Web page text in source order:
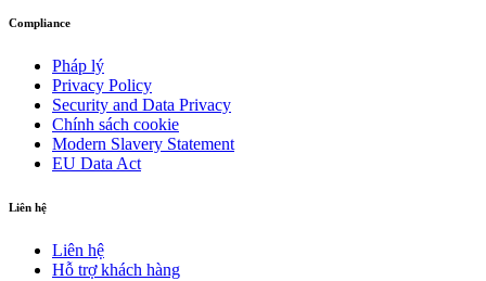
Compliance
Pháp lý
Privacy Policy
Security and Data Privacy
Chính sách cookie
Modern Slavery Statement
EU Data Act
Liên hệ
Liên hệ
Hỗ trợ khách hàng